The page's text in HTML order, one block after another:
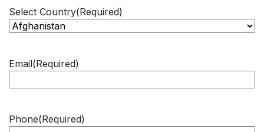
Select Country(Required)
Email(Required)
Phone(Required)